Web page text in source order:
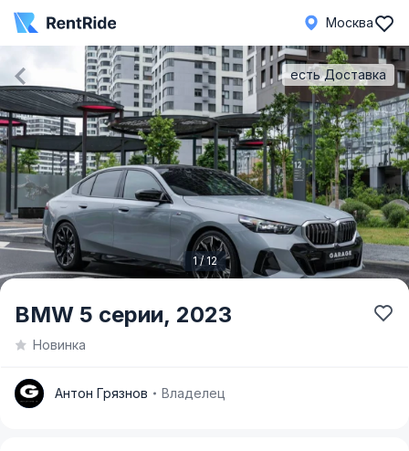
Москва
Item
1 / 12
есть Доставка
BMW 5 серии, 2023
Новинка
А Антон Грязнов Владелец